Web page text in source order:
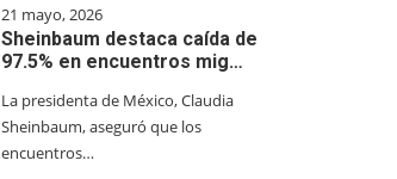
21 mayo, 2026
Sheinbaum destaca caída de
97.5% en encuentros mig…
La presidenta de México, Claudia
Sheinbaum, aseguró que los
encuentros…